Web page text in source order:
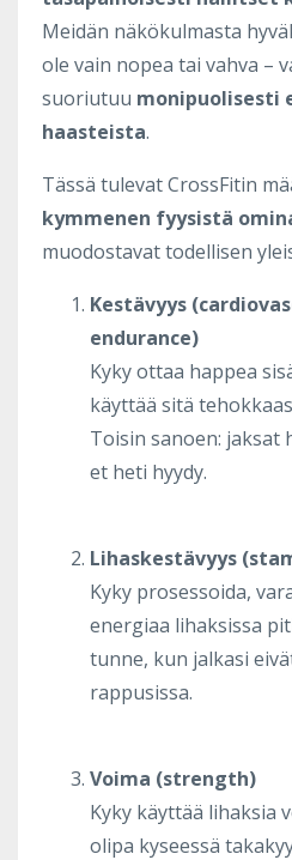
Meidän näkökulmasta
ole vain nopea tai vahva –
suoriutuu monipuolisesti
haasteista.
Tässä tulevat CrossFitin
kymmenen fyysistä
muodostavat todellisen
Kestävyys
endurance)
Kyky ottaa happea
käyttää sitä
Toisin sanoen: jaksat
et heti hyydy.
Lihaskestävyys
Kyky prosessoida,
energiaa lihaksissa
tunne, kun jalkasi
rappusissa.
Voima (strength)
Kyky käyttää lihaksia
olipa kyseessä